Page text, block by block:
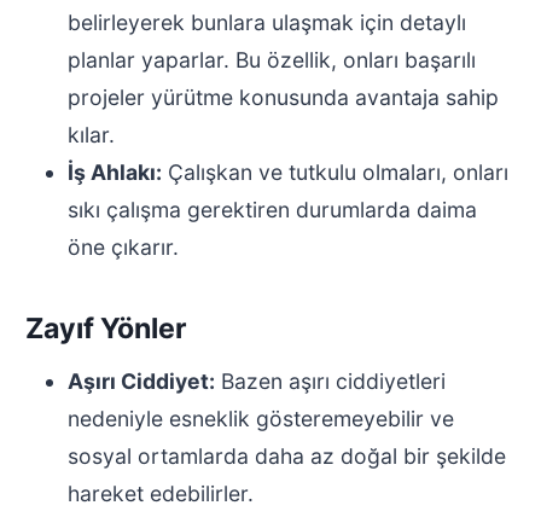
belirleyerek bunlara ulaşmak için detaylı
planlar yaparlar. Bu özellik, onları başarılı
projeler yürütme konusunda avantaja sahip
kılar.
İş Ahlakı: Çalışkan ve tutkulu olmaları, onları
sıkı çalışma gerektiren durumlarda daima
öne çıkarır.
Zayıf Yönler
Aşırı Ciddiyet: Bazen aşırı ciddiyetleri
nedeniyle esneklik gösteremeyebilir ve
sosyal ortamlarda daha az doğal bir şekilde
hareket edebilirler.